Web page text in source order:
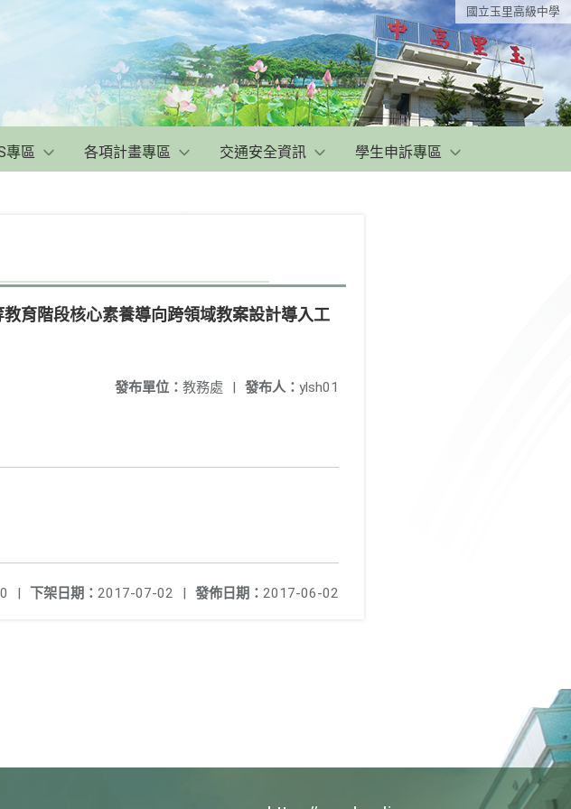
國立玉里高級中學
專區 各項計畫專區 交通安全資訊 學生申訴專區
育階段核心素養導向跨領域教案設計導入工
發布人： ylsh01
發布單位： 教務處 |
發佈日期： 2017-06-02
下架日期： 2017-07-02 |
|